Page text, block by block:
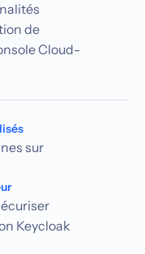
de
Cloud-
sur
Keycloak